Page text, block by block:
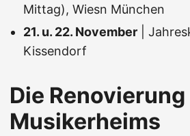
Mittag), Wiesn München
21. u. 22. November |
Kissendorf
Die
Musikerheims